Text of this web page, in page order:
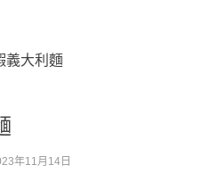
義大利麵
年11月14日